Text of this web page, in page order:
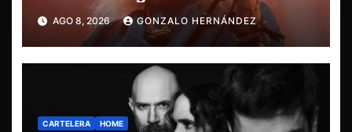
última misa
AGO 8, 2026 GONZALO HERNÁNDEZ
CARTELERA HOME